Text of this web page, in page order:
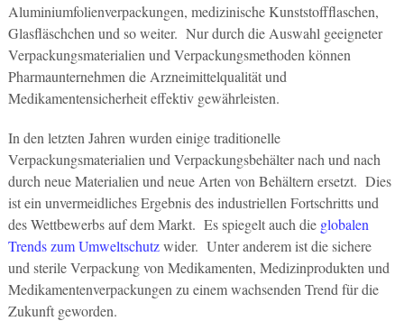
Aluminiumfolienverpackungen, medizinische Kunststoffflaschen,
Glasfläschchen und so weiter. Nur durch die Auswahl geeigneter
Verpackungsmaterialien und Verpackungsmethoden können
Pharmaunternehmen die Arzneimittelqualität und
Medikamentensicherheit effektiv gewährleisten.
In den letzten Jahren wurden einige traditionelle
Verpackungsmaterialien und Verpackungsbehälter nach und nach
durch neue Materialien und neue Arten von Behältern ersetzt. Dies
ist ein unvermeidliches Ergebnis des industriellen Fortschritts und
des Wettbewerbs auf dem Markt. Es spiegelt auch die globalen
Trends zum Umweltschutzwider. Unter anderem ist die sichere
und sterile Verpackung von Medikamenten, Medizinprodukten und
Medikamentenverpackungen zu einem wachsenden Trend für die
Zukunft geworden.